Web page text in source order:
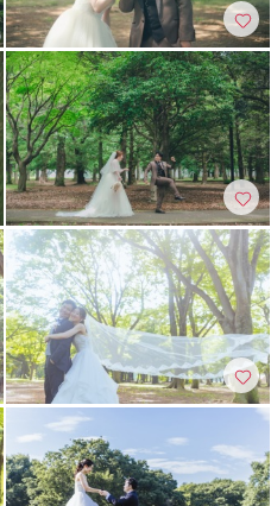
豊富な白無垢
ペットと撮影
庭園での撮影
事前来店なしで撮影